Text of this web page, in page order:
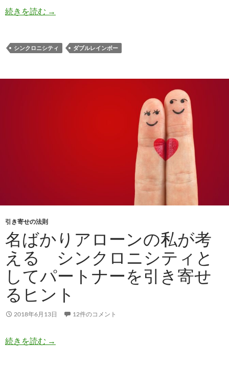
続きを読む ダブルレインボー 二重の虹が持つスピリチュア
→
シンクロニシティ ダブルレインボー
引き寄せの法則
名ばかりアローンの私が考
える シンクロニシティと
してパートナーを引き寄せ
るヒント
2018年6月13日 12件のコメント
続きを読む 名ばかりアローンの私が考える シンクロニシ
→